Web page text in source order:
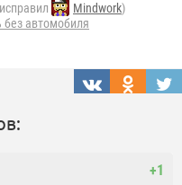
Mindwork)
без автомобиля
+1